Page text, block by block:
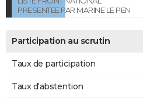
PRESENTEE PAR MARINE LE PEN
Participation au scrutin
Taux de participation
Taux d'abstention